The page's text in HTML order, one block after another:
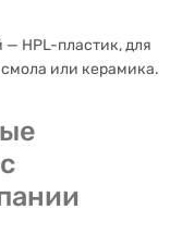
HPL-пластик, для
или керамика.